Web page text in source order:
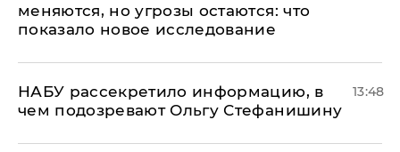
меняются, но угрозы остаются: что
показало новое исследование
НАБУ рассекретило информацию, в
чем подозревают Ольгу Стефанишину
13:48